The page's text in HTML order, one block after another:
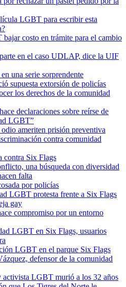
LGBT para escribir esta
costo en trámite para el cambio
en el caso UDLAP, dice la UIF
una serie sorprendente
supuesta extorsión de policías
los derechos de la comunidad
declaraciones sobre reírse de
LGBT”
ameriten prisión preventiva
contra comunidad
contra Six Flags
una búsqueda con diversidad
falta
por policías
LGBT protesta frente a Six Flags
gay
compromiso por un entorno
LGBT en Six Flags, usuarios
LGBT en el parque Six Flags
defensor de la comunidad
LGBT murió a los 32 años